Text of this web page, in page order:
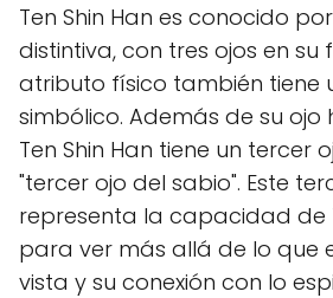
Ten Shin Han es conocido
distintiva, con tres ojos en su
atributo físico también tiene
simbólico. Además de su
Ten Shin Han tiene un tercer
"tercer ojo del sabio". Este
representa la capacidad de
para ver más allá de lo que
vista y su conexión con lo